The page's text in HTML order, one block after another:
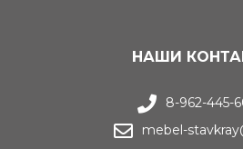
НАШИ
8-962-445-
mebel-